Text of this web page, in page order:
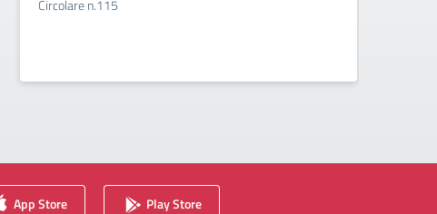
Circolare n.115
App Store Play Store